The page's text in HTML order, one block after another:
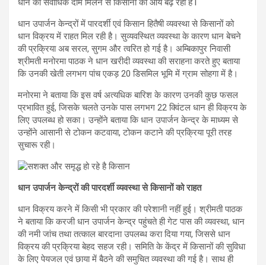
धान का सर्वाधिक दाम मिलने से किसानों की आय बढ़ रही है l
धान उपार्जन केन्द्रों में पारदर्शी एवं किसान हितैषी व्यवस्था से किसानों को
धान विक्रय में राहत मिल रही है। सुव्यवस्थित व्यवस्था के कारण धान बेचने
की प्रक्रिया अब सरल, सुगम और त्वरित हो गई है। अम्बिकापुर निवासी
श्रीमती मनोरमा पाठक ने धान खरीदी व्यवस्था की सराहना करते हुए बताया
कि उनकी खेती लगभग पांच एकड़ 20 डिसमिल भूमि में ग्राम सोहगा में है।
मनोरमा ने बताया कि इस वर्ष अत्यधिक बारिश के कारण उनकी कुछ फसल
प्रभावित हुई, जिसके चलते उनके पास लगभग 22 क्विंटल धान ही विक्रय के
लिए उपलब्ध हो सका। उन्होंने बताया कि धान उपार्जन केन्द्र के माध्यम से
उन्होंने आसानी से टोकन कटवाया, टोकन कटाने की प्रक्रिया पूरी तरह
सुचारू रही।
धान उपार्जन केन्द्रों की पारदर्शी व्यवस्था से किसानों को राहत
धान विक्रय करने में किसी भी प्रकार की परेशानी नहीं हुई। श्रीमती पाठक
ने बताया कि करजी धान उपार्जन केन्द्र पहुंचते ही गेट पास की व्यवस्था, धान
की नमी जांच तथा तत्काल बारदाना उपलब्ध करा दिया गया, जिससे धान
विक्रय की प्रक्रिया बेहद सहज रही। समिति के केंद्र में किसानों की सुविधा
के लिए पेयजल एवं छाया में बैठने की समुचित व्यवस्था की गई है। साथ ही